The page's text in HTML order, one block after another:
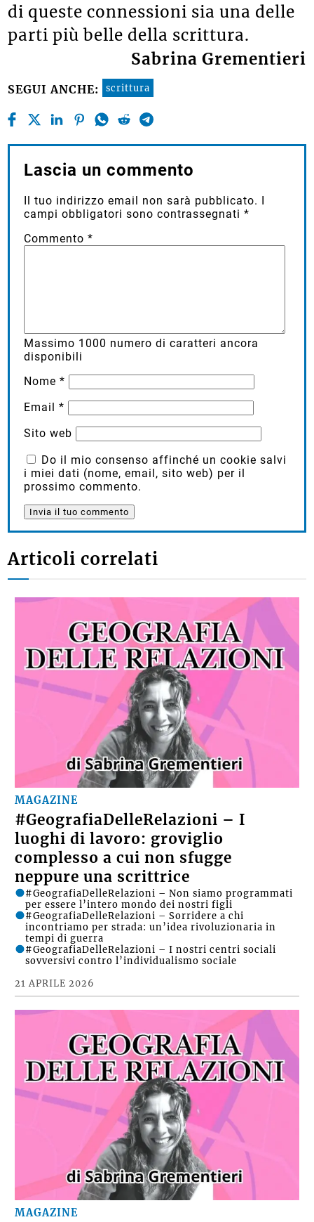
di queste connessioni sia una delle
parti più belle della scrittura.
Sabrina Grementieri
SEGUI ANCHE: scrittura
Lascia un commento
Il tuo indirizzo email non sarà pubblicato. I
campi obbligatori sono contrassegnati*
Commento*
Massimo 1000 numero di caratteri ancora
disponibili
Nome*
Email*
Sito web
Do il mio consenso affinché un cookie salvi
i miei dati (nome, email, sito web) per il
prossimo commento.
Articoli correlati
MAGAZINE
#GeografiaDelleRelazioni – I
luoghi di lavoro: groviglio
complesso a cui non sfugge
neppure una scrittrice
21 APRILE 2026
#GeografiaDelleRelazioni – Non siamo programmati
per essere l’intero mondo dei nostri figli
#GeografiaDelleRelazioni – Sorridere a chi
incontriamo per strada: un’idea rivoluzionaria in
tempi di guerra
#GeografiaDelleRelazioni – I nostri centri sociali
sovversivi contro l’individualismo sociale
MAGAZINE